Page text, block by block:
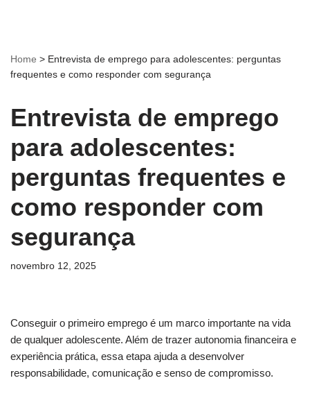
Home > Entrevista de emprego para adolescentes: perguntas
frequentes e como responder com segurança
Entrevista de emprego
para adolescentes:
perguntas frequentes e
como responder com
segurança
novembro 12, 2025
Conseguir o primeiro emprego é um marco importante na vida
de qualquer adolescente. Além de trazer autonomia financeira e
experiência prática, essa etapa ajuda a desenvolver
responsabilidade, comunicação e senso de compromisso.